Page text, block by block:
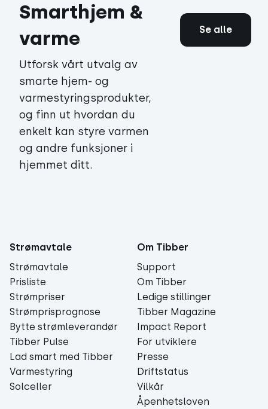
Smarthjem &
varme
Utforsk vårt utvalg av
smarte hjem- og
varmestyringsprodukter,
og finn ut hvordan du
enkelt kan styre varmen
og andre funksjoner i
hjemmet ditt.
Se alle
Strømavtale
Strømavtale
Prisliste
Strømpriser
Strømprisprognose
Bytte strømleverandør
Tibber Pulse
Lad smart med Tibber
Varmestyring
Solceller
Om Tibber
Support
Om Tibber
Ledige stillinger
Tibber Magazine
Impact Report
For utviklere
Presse
Driftstatus
Vilkår
Åpenhetsloven